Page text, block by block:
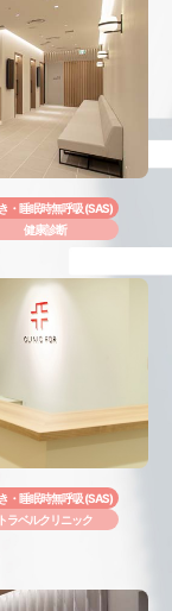
・睡眠時無呼吸 (SAS)
健康診断
・睡眠時無呼吸 (SAS)
トラベルクリニック